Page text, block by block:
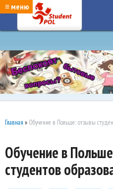
google-site-verification:
google7a917c261df1566b.html
≡ меню
Главная » Обучение в Польше: отзывы
Обучение в
студентов